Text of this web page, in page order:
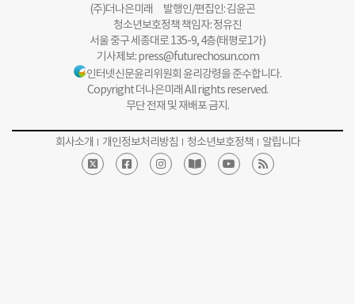
(주)더나은미래 발행인/편집인: 김윤곤
청소년보호정책 책임자: 정유진
서울 중구 세종대로 135-9, 4층(태평로1가)
기사제보:press@futurechosun.com
인터넷신문윤리위원회 윤리강령을 준수합니다.
Copyright 더나은미래 All rights reserved.
무단 전재 및 재배포 금지.
회사소개 개인정보처리방침 청소년보호정책 알립니다